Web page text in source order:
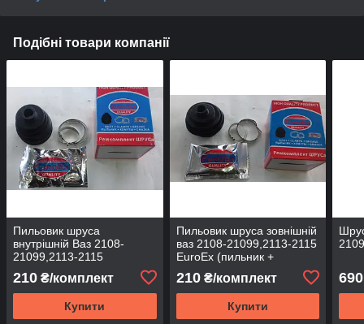
Подібні товари компанії
Пильовик шруса
внутрішній Ваз 2108-
21099,2113-2115
210 ₴/комплект
Купити
Пильовик шруса зовнішній
ваз 2108-21099,2113-2115
EuroEx (пильник +
210₴/комплект
Купити
690